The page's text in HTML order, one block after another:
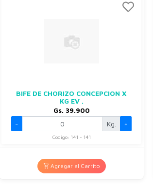
BIFE DE CHORIZO CONCEPCION X
KG EV .
Gs. 39.900
-
Kg. +
Codigo: 141 - 141
Agregar al Carrito